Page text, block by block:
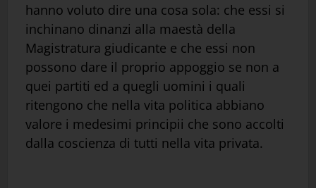
hanno voluto dire una cosa sola: che essi si
inchinano dinanzi alla maestà della
Magistratura giudicante e che essi non
possono dare il proprio appoggio se non a
quei partiti ed a quegli uomini i quali
ritengono che nella vita politica abbiano
valore i medesimi principii che sono accolti
dalla coscienza di tutti nella vita privata.